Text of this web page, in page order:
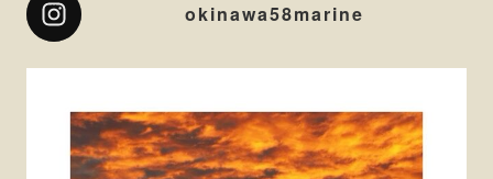
okinawa58marine